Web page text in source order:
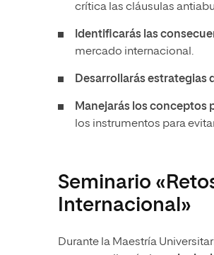
crítica las cláusulas
Identificarás las
mercado internacional.
Desarrollarás estrategias
Manejarás los conceptos
los instrumentos para
Seminario
Internacional»
Durante la Maestría